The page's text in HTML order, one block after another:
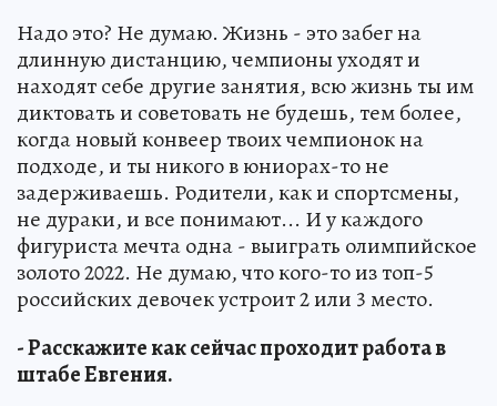
Надо это? Не думаю. Жизнь - это забег на
длинную дистанцию, чемпионы уходят и
находят себе другие занятия, всю жизнь ты им
диктовать и советовать не будешь, тем более,
когда новый конвеер твоих чемпионок на
подходе, и ты никого в юниорах-то не
задерживаешь. Родители, как и спортсмены,
не дураки, и все понимают... И у каждого
фигуриста мечта одна - выиграть олимпийское
золото 2022. Не думаю, что кого-то из топ-5
российских девочек устроит 2 или 3 место.
- Расскажите как сейчас проходит работа в
штабе Евгения.